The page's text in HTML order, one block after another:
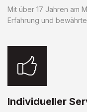
Mit über 17 Jahren am
Erfahrung und
Individueller